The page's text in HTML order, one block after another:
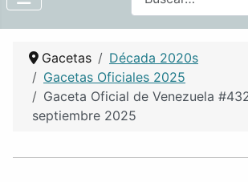
Gacetas
Década 2020s
Gacetas Oficiales 2025
Gaceta Oficial de Venezuela
septiembre 2025